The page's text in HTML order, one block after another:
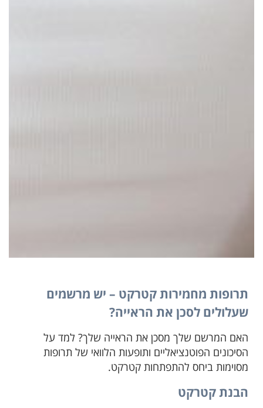
תרופות מחמירות קטרקט – יש מרשמים
שעלולים לסכן את הראייה?
האם המרשם שלך מסכן את הראייה שלך? למד על
הסיכונים הפוטנציאליים ותופעות הלוואי של תרופות
מסוימות ביחס להתפתחות קטרקט.
הבנת קטרקט